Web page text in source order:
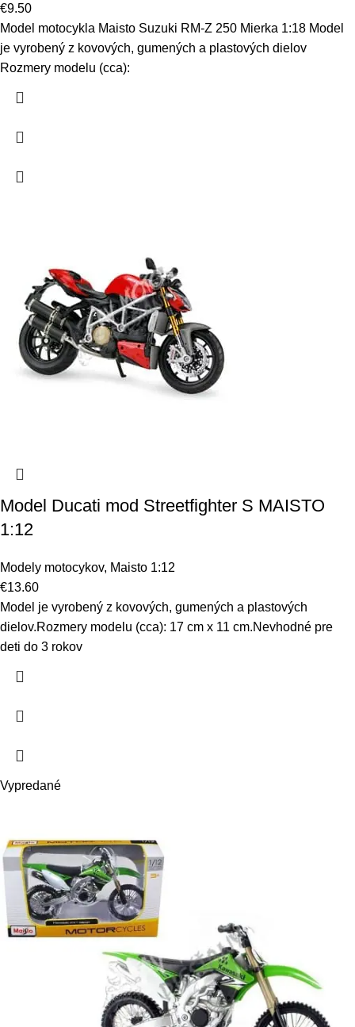
€9.50
Model motocykla Maisto Suzuki RM-Z 250 Mierka 1:18 Model
je vyrobený z kovových, gumených a plastových dielov
Rozmery modelu (cca):
Model Ducati mod Streetfighter S MAISTO
1:12
Modely motocykov, Maisto 1:12
€13.60
Model je vyrobený z kovových, gumených a plastových
dielov.Rozmery modelu (cca): 17 cm x 11 cm.Nevhodné pre
deti do 3 rokov
Vypredané